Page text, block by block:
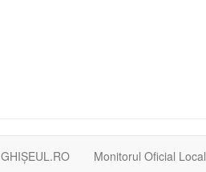
GHIȘEUL.RO Monitorul Oficial Local